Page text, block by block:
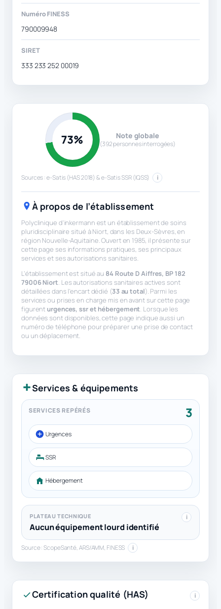
Numéro FINESS
790009948
SIRET
333 233 252 00019
73% Note globale
(392 personnes interrogées)
Sources : e-Satis (HAS 2018) & e-Satis SSR (IQSS) i
À propos de l’établissement
Polyclinique d'inkermann est un établissement de soins
pluridisciplinaire situé à Niort, dans les Deux-Sèvres, en
région Nouvelle-Aquitaine. Ouvert en 1985, il présente sur
cette page ses informations pratiques, ses principaux
services et ses autorisations sanitaires.
L’établissement est situé au 84 Route D Aiffres, BP 182
79006 Niort . Les autorisations sanitaires actives sont
détaillées dans l’encart dédié (33 au total). Parmi les
services ou prises en charge mis en avant sur cette page
figurent urgences, ssr et hébergement . Lorsque les
données sont disponibles, cette page indique aussi un
numéro de téléphone pour préparer une prise de contact
ou un déplacement.
Services & équipements
SERVICES REPÉRÉS 3
Urgences
SSR
Hébergement
PLATEAU TECHNIQUE
Aucun équipement lourd identifié
i
Source : ScopeSanté, ARS/AMM, FINESS i
Certification qualité (HAS) i